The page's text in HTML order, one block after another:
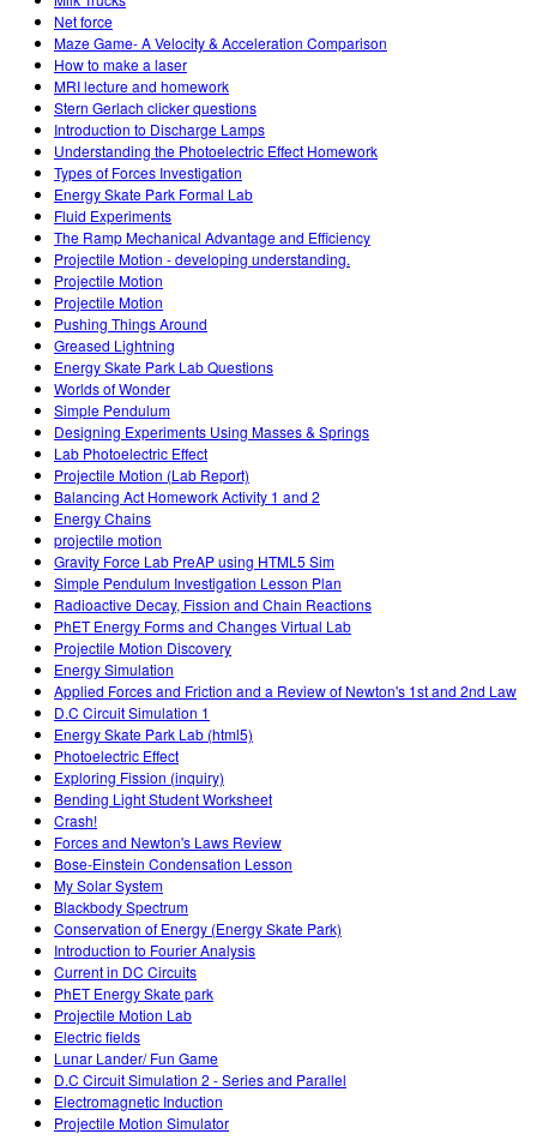
Net force
Maze Game- A Velocity & Acceleration Comparison
How to make a laser
MRI lecture and homework
Stern Gerlach clicker questions
Introduction to Discharge Lamps
Understanding the Photoelectric Effect Homework
Types of Forces Investigation
Energy Skate Park Formal Lab
Fluid Experiments
The Ramp Mechanical Advantage and Efficiency
Projectile Motion - developing understanding.
Projectile Motion
Projectile Motion
Pushing Things Around
Greased Lightning
Energy Skate Park Lab Questions
Worlds of Wonder
Simple Pendulum
Designing Experiments Using Masses & Springs
Lab Photoelectric Effect
Projectile Motion (Lab Report)
Balancing Act Homework Activity 1 and 2
Energy Chains
projectile motion
Gravity Force Lab PreAP using HTML5 Sim
Simple Pendulum Investigation Lesson Plan
Radioactive Decay, Fission and Chain Reactions
PhET Energy Forms and Changes Virtual Lab
Projectile Motion Discovery
Energy Simulation
Applied Forces and Friction and a Review of Newton's 1st and 2nd Law
D.C Circuit Simulation 1
Energy Skate Park Lab (html5)
Photoelectric Effect
Exploring Fission (inquiry)
Bending Light Student Worksheet
Crash!
Forces and Newton's Laws Review
Bose-Einstein Condensation Lesson
My Solar System
Blackbody Spectrum
Conservation of Energy (Energy Skate Park)
Introduction to Fourier Analysis
Current in DC Circuits
PhET Energy Skate park
Projectile Motion Lab
Electric fields
Lunar Lander/ Fun Game
D.C Circuit Simulation 2 - Series and Parallel
Electromagnetic Induction
Projectile Motion Simulator